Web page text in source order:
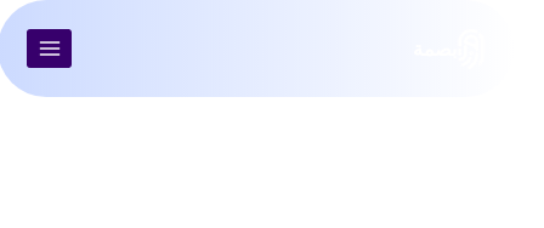
لوحة حسابي